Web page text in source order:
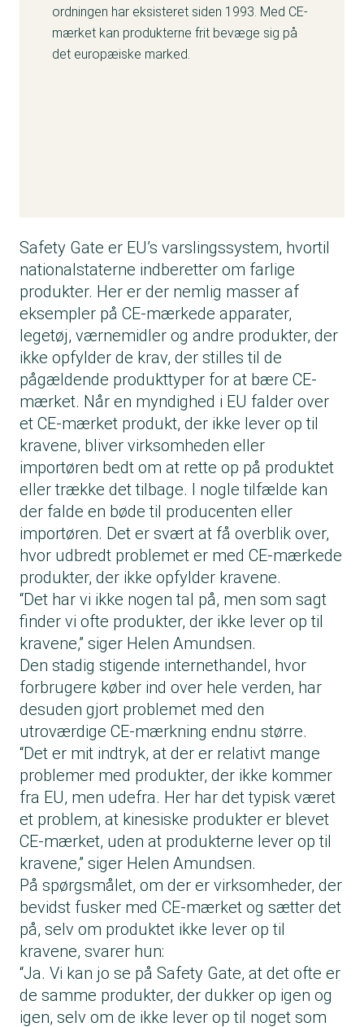
ordningen har eksisteret siden 1993. Med CE-
mærket kan produkterne frit bevæge sig på
det europæiske marked.
Safety Gate er EU’s varslingssystem, hvortil
nationalstaterne indberetter om farlige
produkter. Her er der nemlig masser af
eksempler på CE-mærkede apparater,
legetøj, værnemidler og andre produkter, der
ikke opfylder de krav, der stilles til de
pågældende produkttyper for at bære CE-
mærket. Når en myndighed i EU falder over
et CE-mærket produkt, der ikke lever op til
kravene, bliver virksomheden eller
importøren bedt om at rette op på produktet
eller trække det tilbage. I nogle tilfælde kan
der falde en bøde til producenten eller
importøren. Det er svært at få overblik over,
hvor udbredt problemet er med CE-mærkede
produkter, der ikke opfylder kravene.
“Det har vi ikke nogen tal på, men som sagt
finder vi ofte produkter, der ikke lever op til
kravene,” siger Helen Amundsen.
Den stadig stigende internethandel, hvor
forbrugere køber ind over hele verden, har
desuden gjort problemet med den
utroværdige CE-mærkning endnu større.
“Det er mit indtryk, at der er relativt mange
problemer med produkter, der ikke kommer
fra EU, men udefra. Her har det typisk været
et problem, at kinesiske produkter er blevet
CE-mærket, uden at produkterne lever op til
kravene,” siger Helen Amundsen.
På spørgsmålet, om der er virksomheder, der
bevidst fusker med CE-mærket og sætter det
på, selv om produktet ikke lever op til
kravene, svarer hun:
“Ja. Vi kan jo se på Safety Gate, at det ofte er
de samme produkter, der dukker op igen og
igen, selv om de ikke lever op til noget som